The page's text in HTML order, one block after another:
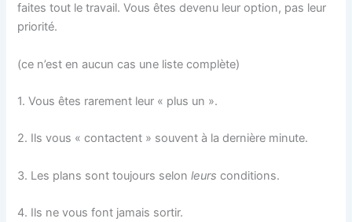
faites tout le travail. Vous êtes devenu leur option, pas leur
priorité.
(ce n’est en aucun cas une liste complète)
1. Vous êtes rarement leur « plus un ».
2. Ils vous « contactent » souvent à la dernière minute.
3. Les plans sont toujours selonleurs conditions.
4. Ils ne vous font jamais sortir.